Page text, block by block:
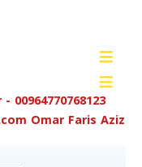
≡
≡
00964770768123
Omar Faris Aziz